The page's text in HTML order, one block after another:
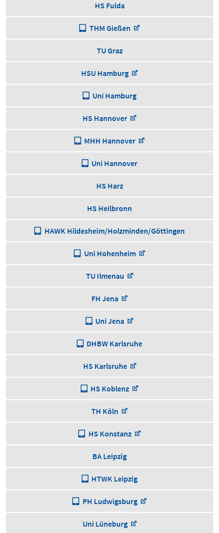
HS Fulda
THM Gießen
TU Graz
HSU Hamburg
Uni Hamburg
HS Hannover
MHH Hannover
Uni Hannover
HS Harz
HS Heilbronn
HAWK Hildesheim/Holzminden/Göttingen
Uni Hohenheim
TU Ilmenau
FH Jena
Uni Jena
DHBW Karlsruhe
HS Karlsruhe
HS Koblenz
TH Köln
HS Konstanz
BA Leipzig
HTWK Leipzig
PH Ludwigsburg
Uni Lüneburg